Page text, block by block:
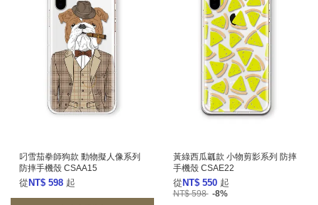
叼雪茄拳師狗款 動物擬人像系列
防摔手機殼 CSAA15
從 NT$ 598 起
黃綠西瓜瓤款 小物剪影系列 防摔
手機殼 CSAE22
從 NT$ 550 起
NT$ 598 -8%